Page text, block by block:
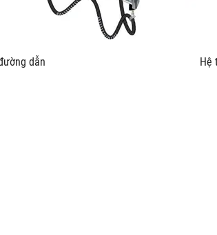
một đường dẫn Hệ thống trượt